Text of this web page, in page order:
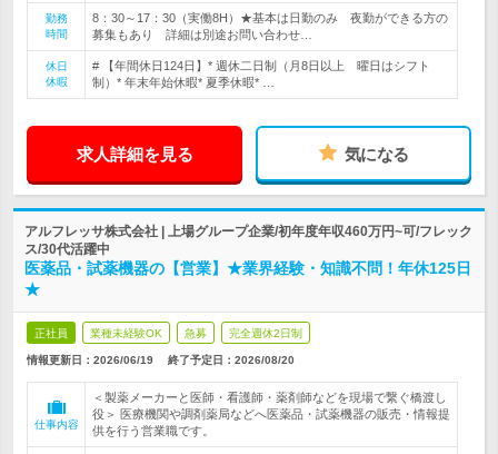
勤務
時間
8：30～17：30（実働8H）★基本は日勤のみ 夜勤ができる方の
募集もあり 詳細は別途お問い合わせ…
休日
休暇
# 【年間休日124日】* 週休二日制（月8日以上 曜日はシフト
制）* 年末年始休暇* 夏季休暇* …
求人詳細を見る 気になる
アルフレッサ株式会社 | 上場グループ企業/初年度年収460万円~可/フレック
ス/30代活躍中
医薬品・試薬機器の【営業】★業界経験・知識不問！年休125日
★
正社員 業種未経験OK 急募 完全週休2日制
情報更新日：2026/06/19 終了予定日： 2026/08/20
仕事内容
＜製薬メーカーと医師・看護師・薬剤師などを現場で繋ぐ橋渡し
役＞ 医療機関や調剤薬局などへ医薬品・試薬機器の販売・情報提
供を行う営業職です。